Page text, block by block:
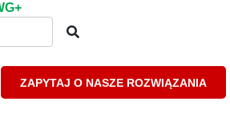
ZAPYTAJ O NASZE ROZWIĄZANIA